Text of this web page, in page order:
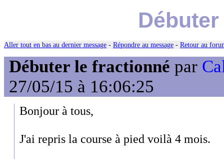
Aller tout en bas au dernier message - Répondre au message - Retour au
Débuter le fractionné par
27/05/15 à 16:06:25
Bonjour à tous,
J'ai repris la course à pied voilà 4 mois.